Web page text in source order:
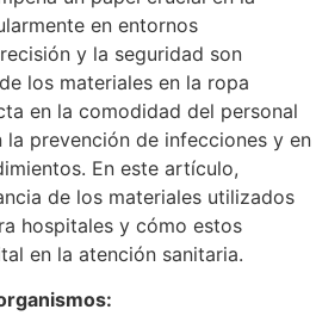
en entornos
y la seguridad son
los materiales en la ropa
en la comodidad del personal
la prevención de infecciones y en
En este artículo,
de los materiales utilizados
hospitales y cómo estos
en la atención sanitaria.